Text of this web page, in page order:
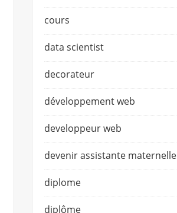
cours
data scientist
decorateur
développement web
developpeur web
devenir assistante maternelle
diplome
diplôme